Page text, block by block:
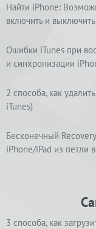
Найти iPhone:
включить и
Ошибки iTunes при
и синхронизации
2 способа, как
iTunes)
Бесконечный
iPhone/iPad из петли
3 способа, как